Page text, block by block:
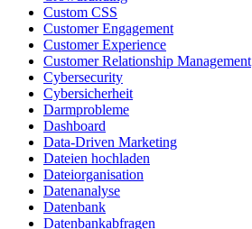
Custom CSS
Customer Engagement
Customer Experience
Customer Relationship Management
Cybersecurity
Cybersicherheit
Darmprobleme
Dashboard
Data-Driven Marketing
Dateien hochladen
Dateiorganisation
Datenanalyse
Datenbank
Datenbankabfragen